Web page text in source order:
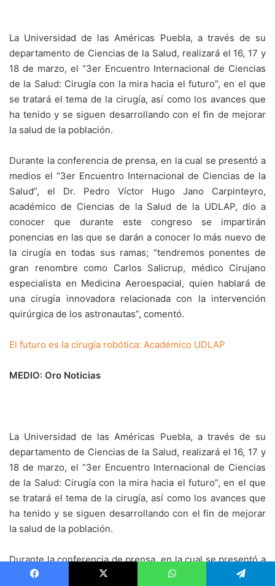
La Universidad de las Américas Puebla, a través de su
departamento de Ciencias de la Salud, realizará el 16, 17 y
18 de marzo, el “3er Encuentro Internacional de Ciencias
de la Salud: Cirugía con la mira hacia el futuro”, en el que
se tratará el tema de la cirugía, así como los avances que
ha tenido y se siguen desarrollando con el fin de mejorar
la salud de la población.
Durante la conferencia de prensa, en la cual se presentó a
medios el “3er Encuentro Internacional de Ciencias de la
Salud”, el Dr. Pedro Víctor Hugo Jano Carpinteyro,
académico de Ciencias de la Salud de la UDLAP, dio a
conocer que durante este congreso se impartirán
ponencias en las que se darán a conocer lo más nuevo de
la cirugía en todas sus ramas; “tendremos ponentes de
gran renombre como Carlos Salicrup, médico Cirujano
especialista en Medicina Aeroespacial, quien hablará de
una cirugía innovadora relacionada con la intervención
quirúrgica de los astronautas”, comentó.
El futuro es la cirugía robótica: Académico UDLAP
MEDIO: Oro Noticias
La Universidad de las Américas Puebla, a través de su
departamento de Ciencias de la Salud, realizará el 16, 17 y
18 de marzo, el “3er Encuentro Internacional de Ciencias
de la Salud: Cirugía con la mira hacia el futuro”, en el que
se tratará el tema de la cirugía, así como los avances que
ha tenido y se siguen desarrollando con el fin de mejorar
la salud de la población.
Durante la conferencia de prensa, en la cual se presentó a
medios el “3er Encuentro Internacional de Ciencias de la